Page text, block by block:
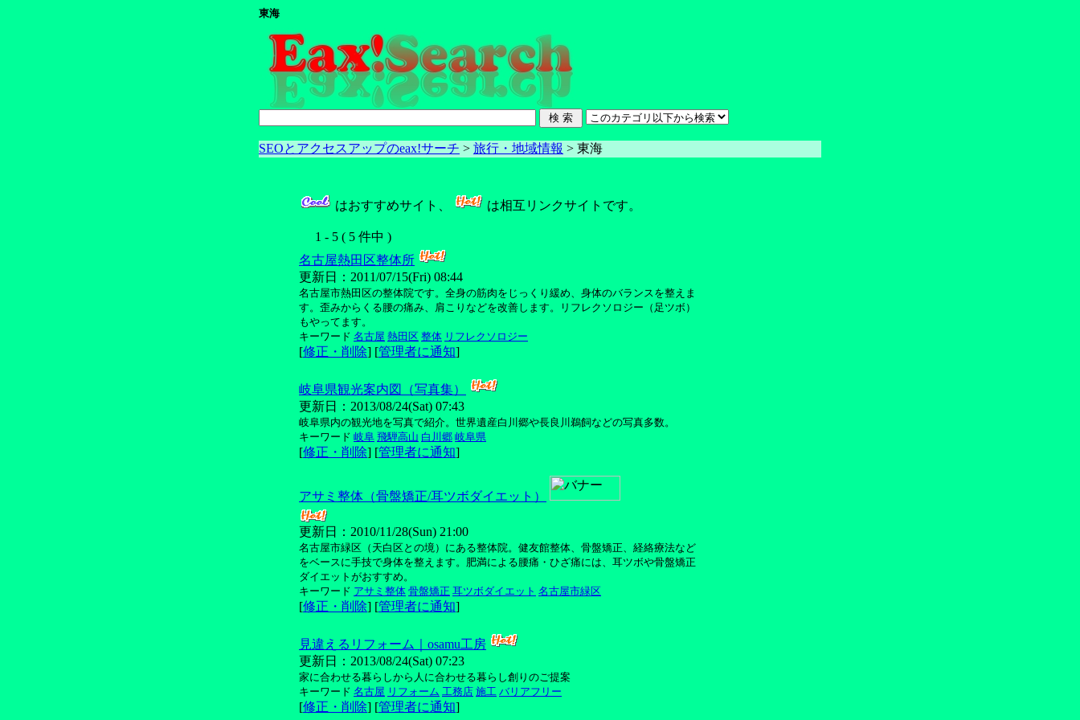
東海
SEOとアクセスアップのeax!サーチ > 旅行・地域情報 > 東海
はおすすめサイト、 は相互リンクサイトです。
1 - 5 ( 5 件中 )
名古屋熱田区整体所
更新日：2011/07/15(Fri) 08:44
名古屋市熱田区の整体院です。全身の筋肉をじっくり緩め、身体のバランスを整えま
す。歪みからくる腰の痛み、肩こりなどを改善します。リフレクソロジー（足ツボ）
もやってます。
キーワード 名古屋 熱田区 整体 リフレクソロジー
[修正・削除] [管理者に通知]
岐阜県観光案内図（写真集）
更新日：2013/08/24(Sat) 07:43
岐阜県内の観光地を写真で紹介。世界遺産白川郷や長良川鵜飼などの写真多数。
キーワード 岐阜 飛騨高山 白川郷 岐阜県
[修正・削除] [管理者に通知]
アサミ整体（骨盤矯正/耳ツボダイエット）
更新日：2010/11/28(Sun) 21:00
名古屋市緑区（天白区との境）にある整体院。健友館整体、骨盤矯正、経絡療法など
をベースに手技で身体を整えます。肥満による腰痛・ひざ痛には、耳ツボや骨盤矯正
ダイエットがおすすめ。
キーワード アサミ整体 骨盤矯正 耳ツボダイエット 名古屋市緑区
[修正・削除] [管理者に通知]
見違えるリフォーム｜osamu工房
更新日：2013/08/24(Sat) 07:23
家に合わせる暮らしから人に合わせる暮らし創りのご提案
キーワード 名古屋 リフォーム 工務店 施工 バリアフリー
[修正・削除] [管理者に通知]